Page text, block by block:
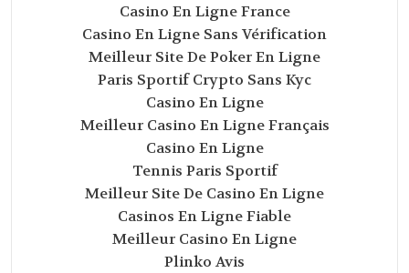
Casino En Ligne France
Casino En Ligne Sans Vérification
Meilleur Site De Poker En Ligne
Paris Sportif Crypto Sans Kyc
Casino En Ligne
Meilleur Casino En Ligne Français
Casino En Ligne
Tennis Paris Sportif
Meilleur Site De Casino En Ligne
Casinos En Ligne Fiable
Meilleur Casino En Ligne
Plinko Avis